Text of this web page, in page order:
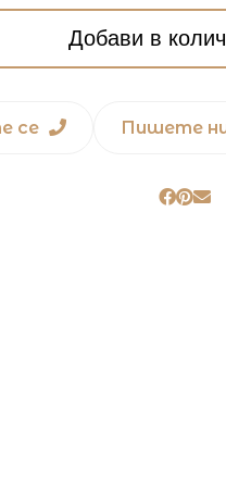
Добави в
се Пишете